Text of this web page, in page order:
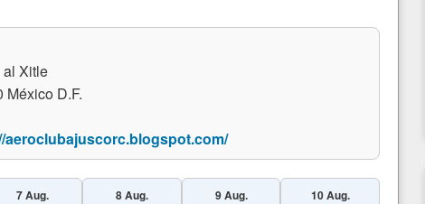
Xitle
México D.F.
aeroclubajuscorc.blogspot.com/
7 Aug. 8 Aug. 9 Aug. 10 Aug.